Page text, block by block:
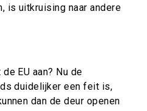
is uitkruising naar andere
EU aan? Nu de
duidelijker een feit is,
dan de deur openen